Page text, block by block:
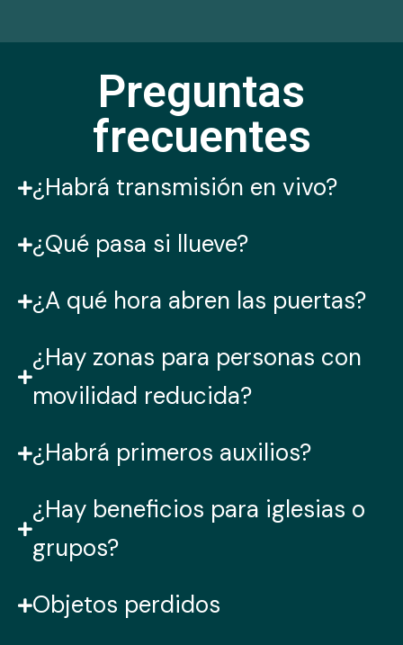
Preguntas
frecuentes
¿Habrá transmisión en vivo?
¿Qué pasa si llueve?
¿A qué hora abren las puertas?
¿Hay zonas para personas con
movilidad reducida?
¿Habrá primeros auxilios?
¿Hay beneficios para iglesias o
grupos?
Objetos perdidos